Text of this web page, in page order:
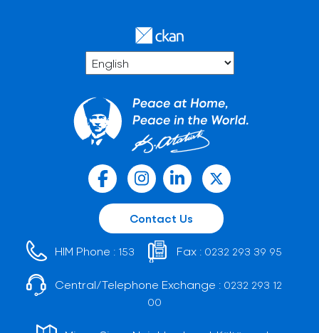
Contact Us
HIM Phone : 153 Fax : 0232 293 39 95
Central/Telephone Exchange : 0232 293 12
00